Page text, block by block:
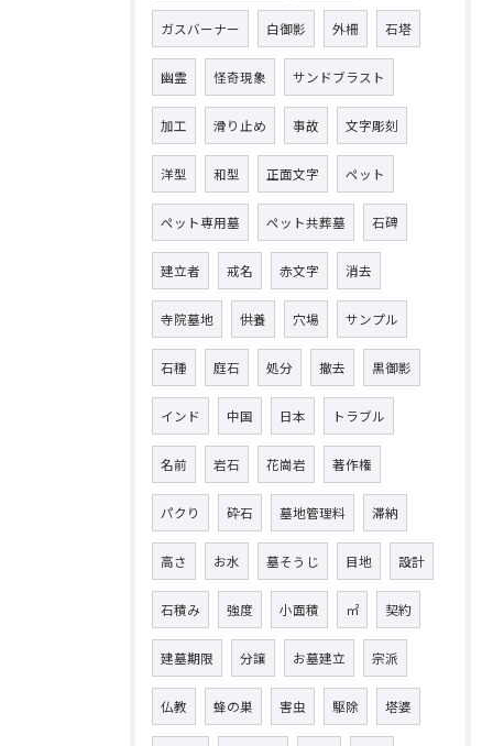
ガスバーナー 白御影 外柵 石塔
幽霊 怪奇現象 サンドブラスト
加工 滑り止め 事故 文字彫刻
洋型 和型 正面文字 ペット
ペット専用墓 ペット共葬墓 石碑
建立者 戒名 赤文字 消去
寺院墓地 供養 穴場 サンプル
石種 庭石 処分 撤去 黒御影
インド 中国 日本 トラブル
名前 岩石 花崗岩 著作権
パクり 砕石 墓地管理料 滞納
高さ お水 墓そうじ 目地 設計
石積み 強度 小面積 ㎡ 契約
建墓期限 分譲 お墓建立 宗派
仏教 蜂の巣 害虫 駆除 塔婆